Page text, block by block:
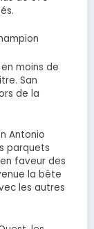
moins de
San
de la
Antonio
parquets
faveur des
la bête
les autres